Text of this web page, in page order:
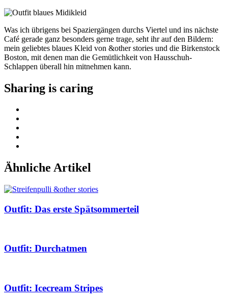
Was ich übrigens bei Spaziergängen durchs Viertel und ins nächste
Café gerade ganz besonders gerne trage, seht ihr auf den Bildern:
mein geliebtes blaues Kleid von &other stories und die Birkenstock
Boston, mit denen man die Gemütlichkeit von Hausschuh-
Schlappen überall hin mitnehmen kann.
Sharing is caring
Ähnliche Artikel
Outfit: Das erste Spätsommerteil
Outfit: Durchatmen
Outfit: Icecream Stripes